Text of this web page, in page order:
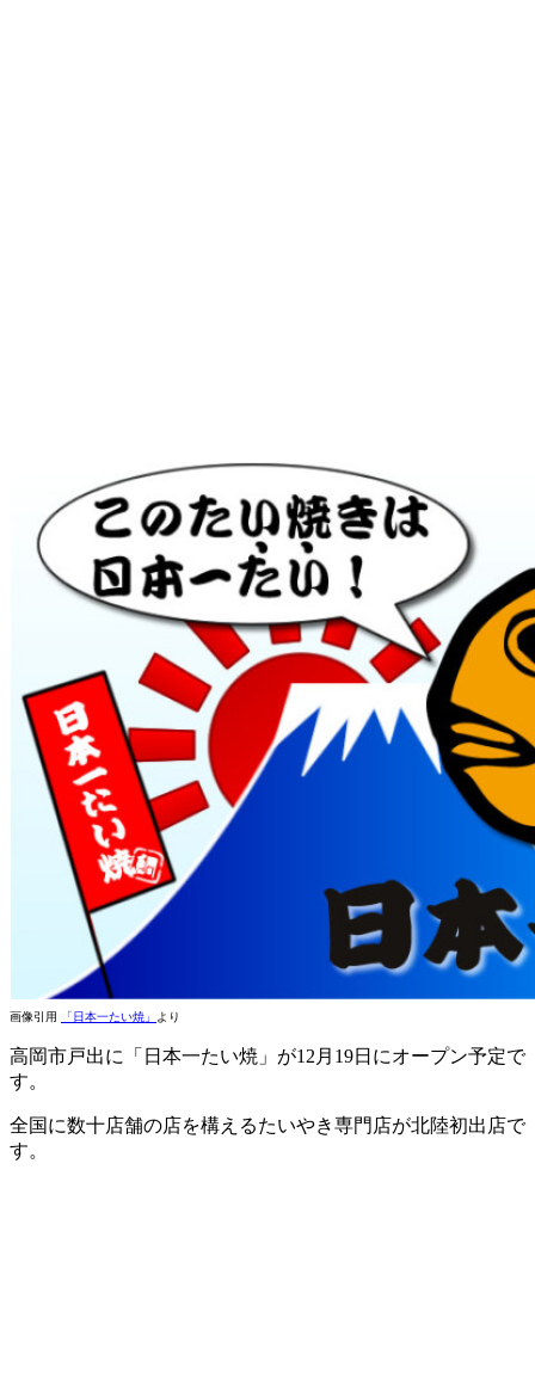
画像引用 「日本一たい焼」 より
高岡市戸出に「日本一たい焼」が12月19日にオープン予定で
す。
全国に数十店舗の店を構えるたいやき専門店が北陸初出店で
す。